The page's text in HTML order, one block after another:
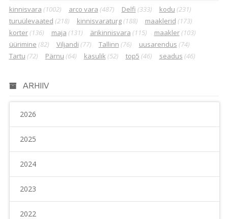
kinnisvara (1002) arco vara (487) Delfi (333) kodu (231)
turuülevaated (218) kinnisvaraturg(188) maaklerid (173)
korter(136) maja (131) ärikinnisvara (115) maakler(103)
üürimine (82) Viljandi (77) Tallinn (76) uusarendus (74)
Tartu (72) Pärnu (64) kasulik (52) top5 (46) seadus (46)
ARHIIV
2026
2025
2024
2023
2022